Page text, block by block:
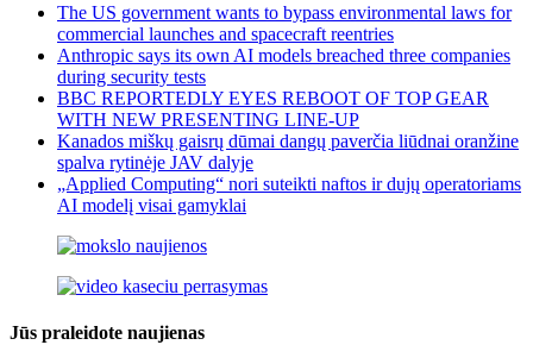
The US government wants to bypass environmental laws for
commercial launches and spacecraft reentries
Anthropic says its own AI models breached three companies
during security tests
BBC REPORTEDLY EYES REBOOT OF TOP GEAR
WITH NEW PRESENTING LINE-UP
Kanados miškų gaisrų dūmai dangų paverčia liūdnai oranžine
spalva rytinėje JAV dalyje
„Applied Computing“ nori suteikti naftos ir dujų operatoriams
AI modelį visai gamyklai
Jūs praleidote naujienas